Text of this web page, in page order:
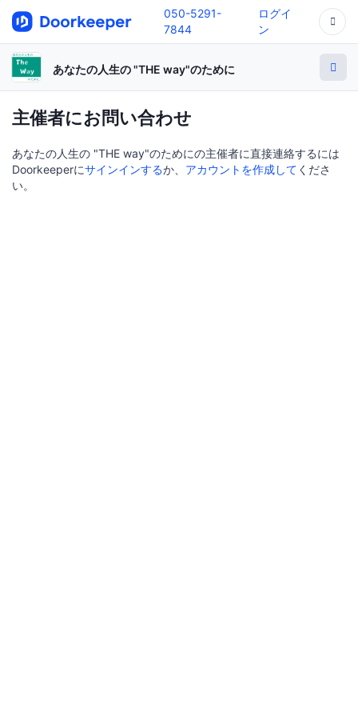
050-5291-
7844
ログイ
ン
あなたの人生の "THE way"のために
主催者にお問い合わせ
あなたの人生の "THE way"のためにの主催者に直接連絡するには
Doorkeeperにサインインするか、 アカウントを作成して くださ
い。